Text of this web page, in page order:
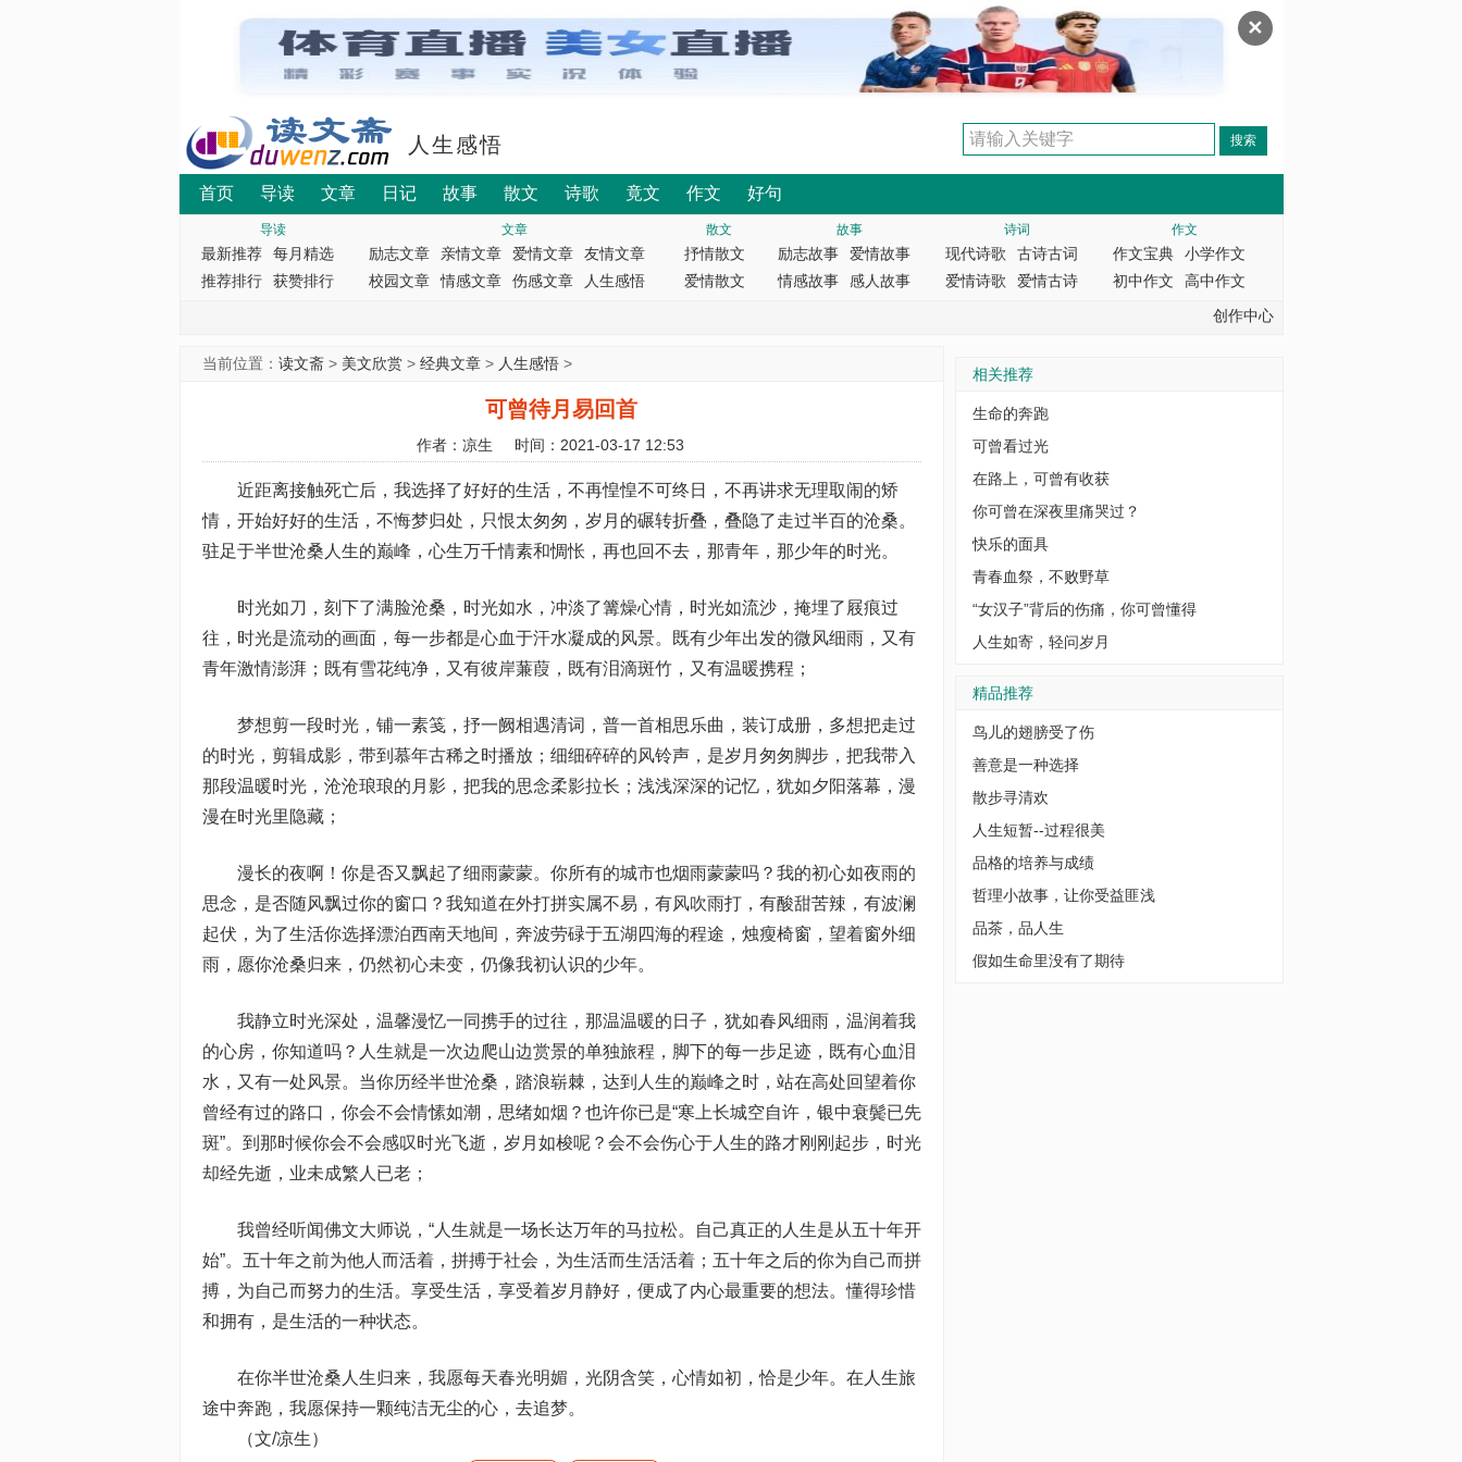
✕
人生感悟
首页 导读 文章 日记 故事 散文 诗歌 竟文 作文 好句
导读
最新推荐
每月精选
推荐排行
获赞排行
文章
励志文章 亲情文章 爱情文章
友情文章
校园文章
情感文章 伤感文章 人生感悟
散文
抒情散文
爱情散文
故事
励志故事
爱情故事
情感故事
感人故事
诗词
现代诗歌
古诗古词
爱情诗歌
爱情古诗
作文
作文宝典
小学作文
初中作文
高中作文
创作中心
当前位置： 读文斋> 美文欣赏> 经典文章> 人生感悟>
可曾待月易回首
作者：凉生 时间：2021-03-17 12:53
近距离接触死亡后，我选择了好好的生活，不再惶惶不可终日，不再讲求无理取闹的矫
情，开始好好的生活，不悔梦归处，只恨太匆匆，岁月的碾转折叠，叠隐了走过半百的沧桑。
驻足于半世沧桑人生的巅峰，心生万千情素和惆怅，再也回不去，那青年，那少年的时光。
时光如刀，刻下了满脸沧桑，时光如水，冲淡了篝燥心情，时光如流沙，掩埋了屐痕过
往，时光是流动的画面，每一步都是心血于汗水凝成的风景。既有少年出发的微风细雨，又有
青年激情澎湃；既有雪花纯净，又有彼岸蒹葭，既有泪滴斑竹，又有温暖携程；
梦想剪一段时光，铺一素笺，抒一阙相遇清词，普一首相思乐曲，装订成册，多想把走过
的时光，剪辑成影，带到慕年古稀之时播放；细细碎碎的风铃声，是岁月匆匆脚步，把我带入
那段温暖时光，沧沧琅琅的月影，把我的思念柔影拉长；浅浅深深的记忆，犹如夕阳落幕，漫
漫在时光里隐藏；
漫长的夜啊！你是否又飘起了细雨蒙蒙。你所有的城市也烟雨蒙蒙吗？我的初心如夜雨的
思念，是否随风飘过你的窗口？我知道在外打拼实属不易，有风吹雨打，有酸甜苦辣，有波澜
起伏，为了生活你选择漂泊西南天地间，奔波劳碌于五湖四海的程途，烛瘦椅窗，望着窗外细
雨，愿你沧桑归来，仍然初心未变，仍像我初认识的少年。
我静立时光深处，温馨漫忆一同携手的过往，那温温暖的日子，犹如春风细雨，温润着我
的心房，你知道吗？人生就是一次边爬山边赏景的单独旅程，脚下的每一步足迹，既有心血泪
水，又有一处风景。当你历经半世沧桑，踏浪崭棘，达到人生的巅峰之时，站在高处回望着你
曾经有过的路口，你会不会情愫如潮，思绪如烟？也许你已是“寒上长城空自许，银中衰鬓已先
斑”。到那时候你会不会感叹时光飞逝，岁月如梭呢？会不会伤心于人生的路才刚刚起步，时光
却经先逝，业未成繁人已老；
我曾经听闻佛文大师说，“人生就是一场长达万年的马拉松。自己真正的人生是从五十年开
始”。五十年之前为他人而活着，拼搏于社会，为生活而生活活着；五十年之后的你为自己而拼
搏，为自己而努力的生活。享受生活，享受着岁月静好，便成了内心最重要的想法。懂得珍惜
和拥有，是生活的一种状态。
在你半世沧桑人生归来，我愿每天春光明媚，光阴含笑，心情如初，恰是少年。在人生旅
途中奔跑，我愿保持一颗纯洁无尘的心，去追梦。
（文/凉生）
相关推荐
生命的奔跑
可曾看过光
在路上，可曾有收获
你可曾在深夜里痛哭过？
快乐的面具
青春血祭，不败野草
“女汉子”背后的伤痛，你可曾懂得
人生如寄，轻问岁月
精品推荐
鸟儿的翅膀受了伤
善意是一种选择
散步寻清欢
人生短暂--过程很美
品格的培养与成绩
哲理小故事，让你受益匪浅
品茶，品人生
假如生命里没有了期待